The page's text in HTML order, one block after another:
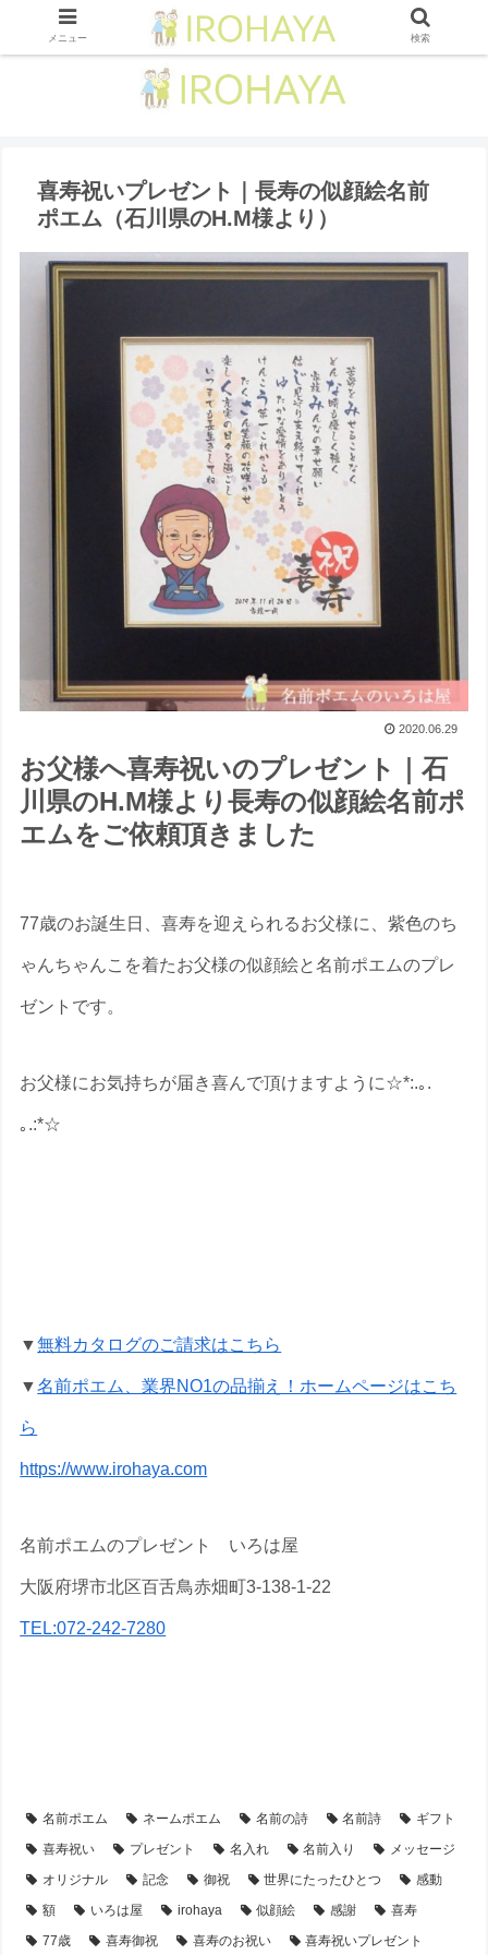
喜寿祝いプレゼント｜長寿の似顔絵名前
ポエム（石川県のH.M様より）
2020.06.29
お父様へ喜寿祝いのプレゼント｜石
川県のH.M様より長寿の似顔絵名前ポ
エムをご依頼頂きました
77歳のお誕生日、喜寿を迎えられるお父様に、紫色のち
ゃんちゃんこを着たお父様の似顔絵と名前ポエムのプレ
ゼントです。
お父様にお気持ちが届き喜んで頂けますように☆*:.｡.
｡.:*☆
▼無料カタログのご請求はこちら
▼名前ポエム、業界NO1の品揃え！ホームページはこち
ら
https://www.irohaya.com
名前ポエムのプレゼント いろは屋
大阪府堺市北区百舌鳥赤畑町3-138-1-22
TEL:072-242-7280
名前ポエム ネームポエム 名前の詩 名前詩
ギフト
喜寿祝い
プレゼント 名入れ 名前入り
メッセージ
オリジナル
記念 御祝 世界にたったひとつ
感動
額
いろは屋 irohaya 似顔絵 感謝
喜寿
77歳
喜寿御祝 喜寿のお祝い 喜寿祝いプレゼント
メニュー 検索